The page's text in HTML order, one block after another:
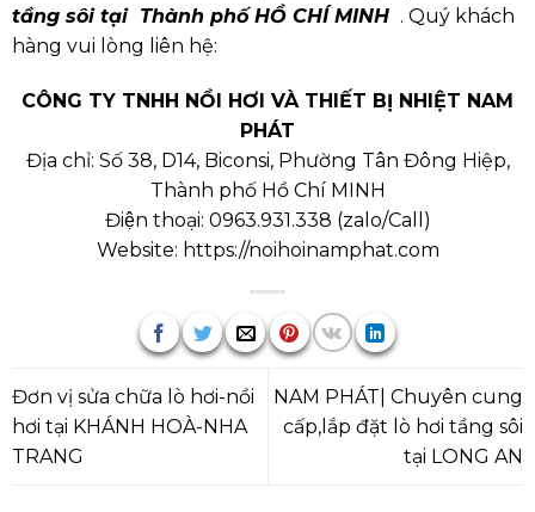
tầng sôi tại Thành phố HỒ CHÍ MINH . Quý khách
hàng vui lòng liên hệ:
CÔNG TY TNHH NỒI HƠI VÀ THIẾT BỊ NHIỆT NAM
PHÁT
Địa chỉ: Số 38, D14, Biconsi, Phường Tân Đông Hiệp,
Thành phố Hồ Chí MINH
Điện thoại: 0963.931.338 (zalo/Call )
Website: https://noihoinamphat.com
Đơn vị sửa chữa lò hơi-nồi
hơi tại KHÁNH HOÀ-NHA
TRANG
NAM PHÁT| Chuyên cung
cấp,lắp đặt lò hơi tầng sôi
tại LONG AN